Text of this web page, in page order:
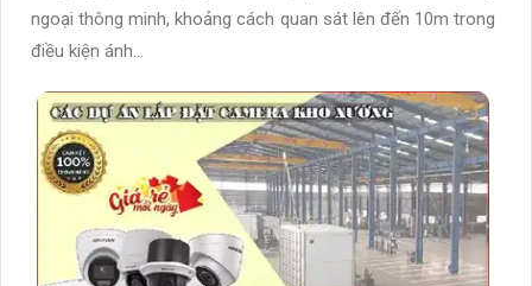
ngoại thông minh, khoảng cách quan sát lên đến 10m trong
điều kiện ánh...